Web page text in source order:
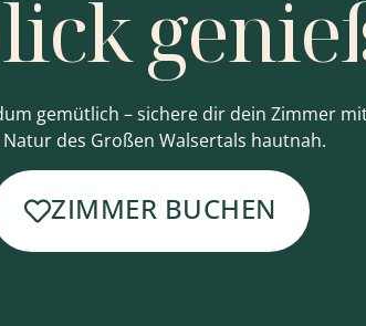
gemütlich – sichere dir dein Zimmer
Natur des Großen Walsertals hautnah.
ZIMMER BUCHEN